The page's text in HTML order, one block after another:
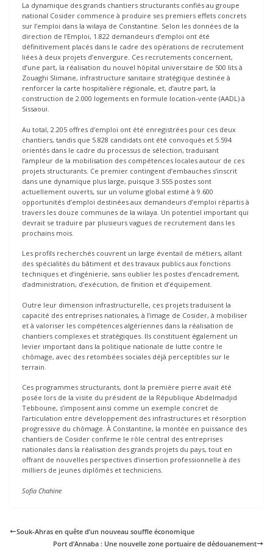
La dynamique des grands chantiers structurants confiés au groupe
national Cosider commence à produire ses premiers effets concrets
sur l’emploi dans la wilaya de Constantine. Selon les données de la
direction de l’Emploi, 1.822 demandeurs d’emploi ont été
définitivement placés dans le cadre des opérations de recrutement
liées à deux projets d’envergure. Ces recrutements concernent,
d’une part, la réalisation du nouvel hôpital universitaire de 500 lits à
Zouaghi Slimane, infrastructure sanitaire stratégique destinée à
renforcer la carte hospitalière régionale, et, d’autre part, la
construction de 2.000 logements en formule location-vente (AADL) à
Sissaoui.
Au total, 2.205 offres d’emploi ont été enregistrées pour ces deux
chantiers, tandis que 5.828 candidats ont été convoqués et 5.594
orientés dans le cadre du processus de sélection, traduisant
l’ampleur de la mobilisation des compétences locales autour de ces
projets structurants. Ce premier contingent d’embauches s’inscrit
dans une dynamique plus large, puisque 3.555 postes sont
actuellement ouverts, sur un volume global estimé à 9.600
opportunités d’emploi destinées aux demandeurs d’emploi répartis à
travers les douze communes de la wilaya. Un potentiel important qui
devrait se traduire par plusieurs vagues de recrutement dans les
prochains mois.
Les profils recherchés couvrent un large éventail de métiers, allant
des spécialités du bâtiment et des travaux publics aux fonctions
techniques et d’ingénierie, sans oublier les postes d’encadrement,
d’administration, d’exécution, de finition et d’équipement.
Outre leur dimension infrastructurelle, ces projets traduisent la
capacité des entreprises nationales, à l’image de Cosider, à mobiliser
et à valoriser les compétences algériennes dans la réalisation de
chantiers complexes et stratégiques. Ils constituent également un
levier important dans la politique nationale de lutte contre le
chômage, avec des retombées sociales déjà perceptibles sur le
terrain.
Ces programmes structurants, dont la première pierre avait été
posée lors de la visite du président de la République Abdelmadjid
Tebboune, s’imposent ainsi comme un exemple concret de
l’articulation entre développement des infrastructures et résorption
progressive du chômage. À Constantine, la montée en puissance des
chantiers de Cosider confirme le rôle central des entreprises
nationales dans la réalisation des grands projets du pays, tout en
offrant de nouvelles perspectives d’insertion professionnelle à des
milliers de jeunes diplômés et techniciens.
Sofia Chahine
Souk-Ahras en quête d’un nouveau souffle économique
Port d’Annaba : Une nouvelle zone portuaire de dédouanement